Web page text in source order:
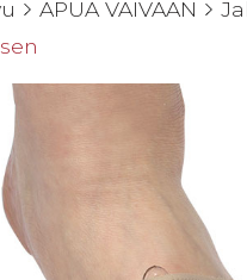
APUA VAIVAAN